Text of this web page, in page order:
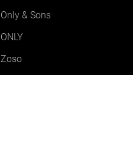
Only & Sons
ONLY
Zoso